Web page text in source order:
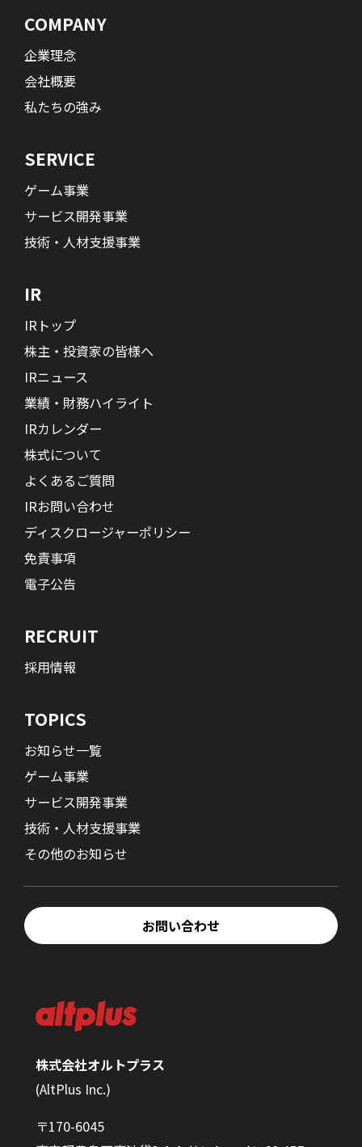
株式会社オルトプラス
(AltPlus Inc.)
〒170-6045
COMPANY
企業理念
会社概要
私たちの強み
SERVICE
ゲーム事業
サービス開発事業
技術・人材支援事業
IR
IRトップ
株主・投資家の皆様へ
IRニュース
業績・財務ハイライト
IRカレンダー
株式について
よくあるご質問
IRお問い合わせ
ディスクロージャーポリシー
免責事項
電子公告
RECRUIT
採用情報
TOPICS
お知らせ一覧
ゲーム事業
サービス開発事業
技術・人材支援事業
その他のお知らせ
お問い合わせ